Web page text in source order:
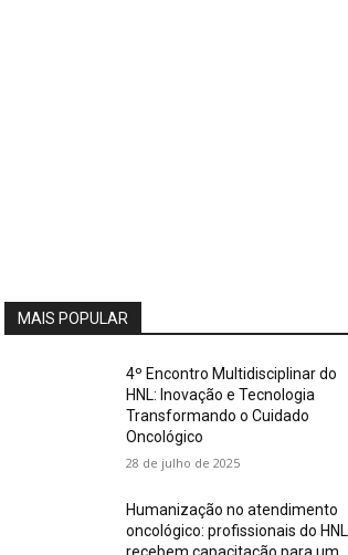
MAIS POPULAR
4º Encontro Multidisciplinar do
HNL: Inovação e Tecnologia
Transformando o Cuidado
Oncológico
28 de julho de 2025
Humanização no atendimento
oncológico: profissionais do HNL